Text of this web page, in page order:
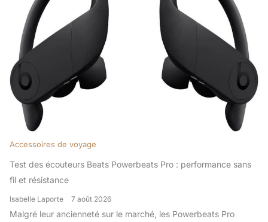
Accessoires de voyage
Test des écouteurs Beats Powerbeats Pro : performance sans
fil et résistance
Isabelle Laporte 7 août 2026
Malgré leur ancienneté sur le marché, les Powerbeats Pro